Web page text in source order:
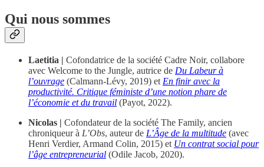
Qui nous sommes
Laetitia | Cofondatrice de la société Cadre Noir, collabore
avec Welcome to the Jungle, autrice de Du Labeur à
l’ouvrage (Calmann-Lévy, 2019) et En finir avec la
productivité. Critique féministe d’une notion phare de
l’économie et du travail (Payot, 2022).
Nicolas | Cofondateur de la société The Family, ancien
chroniqueur à L’Obs, auteur de L’Âge de la multitude (avec
Henri Verdier, Armand Colin, 2015) et Un contrat social pour
l’âge entrepreneurial (Odile Jacob, 2020).